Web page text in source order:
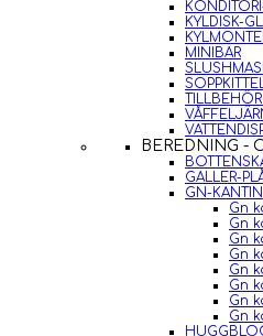
KYLDISK-
MINIBAR
BEREDNING -
GALLER-
GN-
Gn
Gn
Gn
Gn
Gn
Gn
Gn
Gn